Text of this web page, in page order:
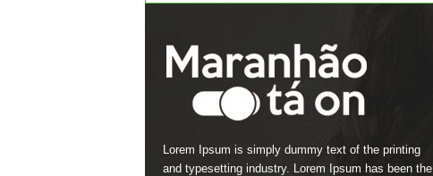
Lorem Ipsum is simply dummy text of the printing
and typesetting industry. Lorem Ipsum has been the